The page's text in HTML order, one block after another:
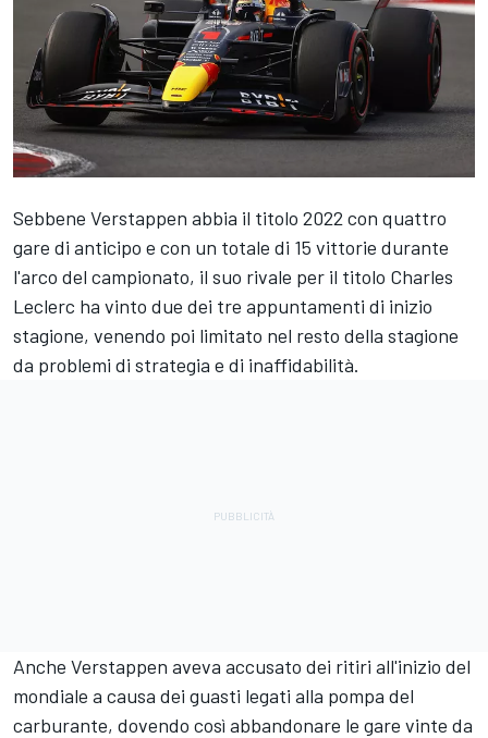
Sebbene Verstappen abbia il titolo 2022 con quattro
gare di anticipo e con un totale di 15 vittorie durante
l'arco del campionato, il suo rivale per il titolo Charles
Leclerc ha vinto due dei tre appuntamenti di inizio
stagione, venendo poi limitato nel resto della stagione
da problemi di strategia e di inaffidabilità.
Anche Verstappen aveva accusato dei ritiri all'inizio del
mondiale a causa dei guasti legati alla pompa del
carburante, dovendo così abbandonare le gare vinte da